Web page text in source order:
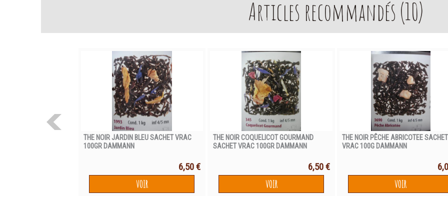
Articles recommandés (10)
THE NOIR JARDIN BLEU SACHET VRAC
100GR DAMMANN
6,50 €
VOIR
THE NOIR COQUELICOT GOURMAND
SACHET VRAC 100GR DAMMANN
6,50 €
VOIR
THE NOIR PÊCHE ABRICOTEE SACHET
VRAC 100G DAMMANN
VOIR